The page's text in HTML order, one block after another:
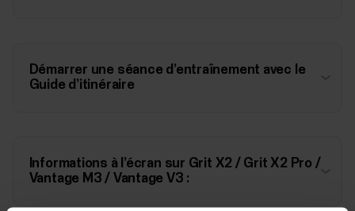
Démarrer une séance d’entraînement avec le
Guide d’itinéraire
Informations à l’écran sur Grit X2 / Grit X2 Pro /
Vantage M3 / Vantage V3 :